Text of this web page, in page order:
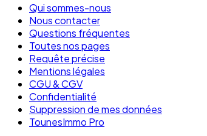
Qui sommes-nous
Nous contacter
Questions fréquentes
Toutes nos pages
Requête précise
Mentions légales
CGU & CGV
Confidentialité
Suppression de mes données
TounesImmo Pro